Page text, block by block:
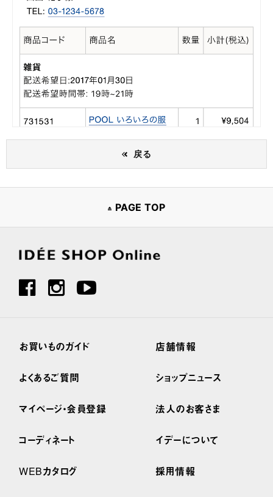
戻る
PAGE TOP
お買いものガイド
よくあるご質問
マイページ・会員登録
コーディネート
WEBカタログ
店舗情報
ショップニュース
法人のお客さま
イデーについて
採用情報